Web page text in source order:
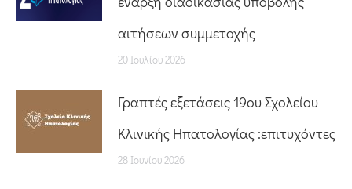
αιτήσεων συμμετοχής
20 Ιουλίου 2026
Γραπτές εξετάσεις 19ου Σχολείου
Κλινικής Ηπατολογίας :επιτυχόντες
28 Ιουνίου 2026